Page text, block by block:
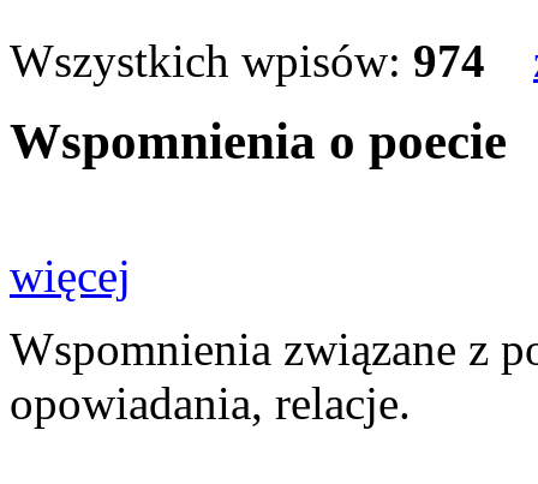
Wszystkich wpisów: 974
Wspomnienia o poecie
więcej
Wspomnienia związane z
opowiadania, relacje.